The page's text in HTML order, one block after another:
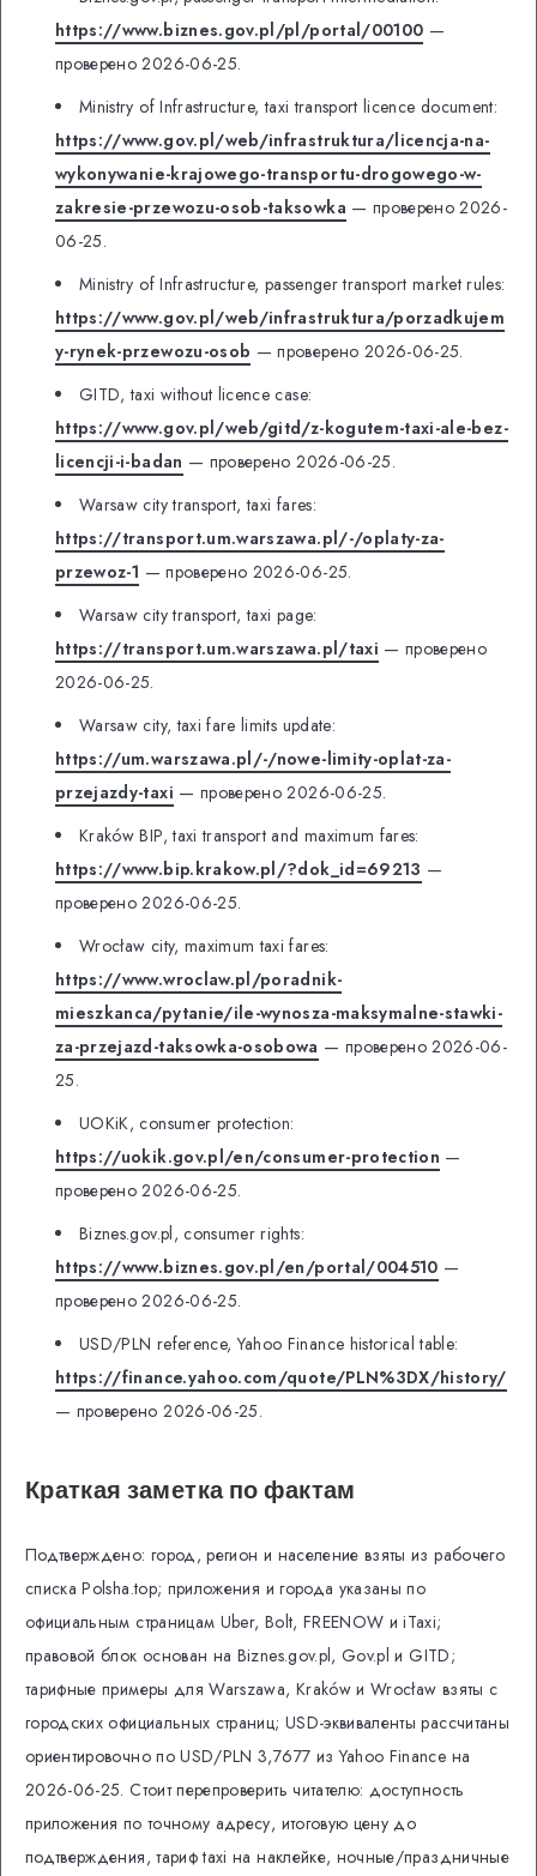
https://www.biznes.gov.pl/pl/portal/00100 —
проверено 2026-06-25.
Ministry of Infrastructure, taxi transport licence document:
https://www.gov.pl/web/infrastruktura/licencja-na-
wykonywanie-krajowego-transportu-drogowego-w-
zakresie-przewozu-osob-taksowka — проверено 2026-
06-25.
Ministry of Infrastructure, passenger transport market rules:
https://www.gov.pl/web/infrastruktura/porzadkujem
y-rynek-przewozu-osob — проверено 2026-06-25.
GITD, taxi without licence case:
https://www.gov.pl/web/gitd/z-kogutem-taxi-ale-bez-
licencji-i-badan — проверено 2026-06-25.
Warsaw city transport, taxi fares:
https://transport.um.warszawa.pl/-/oplaty-za-
przewoz-1 — проверено 2026-06-25.
Warsaw city transport, taxi page:
https://transport.um.warszawa.pl/taxi — проверено
2026-06-25.
Warsaw city, taxi fare limits update:
https://um.warszawa.pl/-/nowe-limity-oplat-za-
przejazdy-taxi — проверено 2026-06-25.
Kraków BIP, taxi transport and maximum fares:
https://www.bip.krakow.pl/?dok_id=69213 —
проверено 2026-06-25.
Wrocław city, maximum taxi fares:
https://www.wroclaw.pl/poradnik-
mieszkanca/pytanie/ile-wynosza-maksymalne-stawki-
za-przejazd-taksowka-osobowa — проверено 2026-06-
25.
UOKiK, consumer protection:
https://uokik.gov.pl/en/consumer-protection —
проверено 2026-06-25.
Biznes.gov.pl, consumer rights:
https://www.biznes.gov.pl/en/portal/004510 —
проверено 2026-06-25.
USD/PLN reference, Yahoo Finance historical table:
https://finance.yahoo.com/quote/PLN%3DX/history/
— проверено 2026-06-25.
Краткая заметка по фактам
Подтверждено: город, регион и население взяты из рабочего
списка Polsha.top; приложения и города указаны по
официальным страницам Uber, Bolt, FREENOW и iTaxi;
правовой блок основан на Biznes.gov.pl, Gov.pl и GITD;
тарифные примеры для Warszawa, Kraków и Wrocław взяты с
городских официальных страниц; USD-эквиваленты рассчитаны
ориентировочно по USD/PLN 3,7677 из Yahoo Finance на
2026-06-25. Стоит перепроверить читателю: доступность
приложения по точному адресу, итоговую цену до
подтверждения, тариф taxi на наклейке, ночные/праздничные